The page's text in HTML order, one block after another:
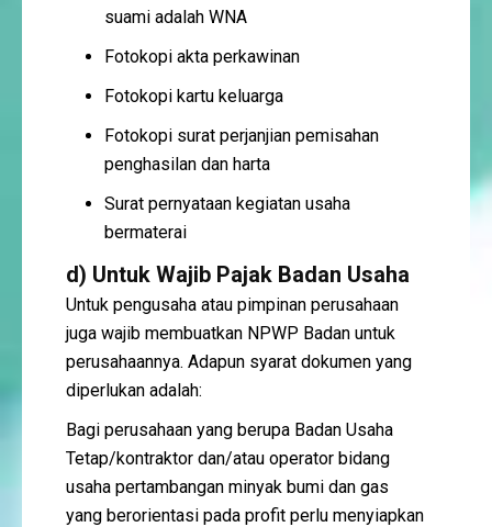
suami adalah WNA
Fotokopi akta perkawinan
Fotokopi kartu keluarga
Fotokopi surat perjanjian pemisahan
penghasilan dan harta
Surat pernyataan kegiatan usaha
bermaterai
d) Untuk Wajib Pajak Badan Usaha
Untuk pengusaha atau pimpinan perusahaan
juga wajib membuatkan NPWP Badan untuk
perusahaannya. Adapun syarat dokumen yang
diperlukan adalah:
Bagi perusahaan yang berupa Badan Usaha
Tetap/kontraktor dan/atau operator bidang
usaha pertambangan minyak bumi dan gas
yang berorientasi pada profit perlu menyiapkan